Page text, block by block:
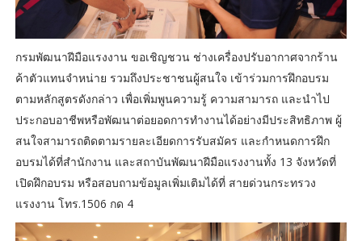
กรมพัฒนาฝีมือแรงงาน ขอเชิญชวน ช่างเครื่องปรับอากาศจากร้าน
ค้าตัวแทนจำหน่าย รวมถึงประชาชนผู้สนใจ เข้าร่วมการฝึกอบรม
ตามหลักสูตรดังกล่าว เพื่อเพิ่มพูนความรู้ ความสามารถ และนำไป
ประกอบอาชีพหรือพัฒนาต่อยอดการทำงานได้อย่างมีประสิทธิภาพ ผู้
สนใจสามารถติดตามรายละเอียดการรับสมัคร และกำหนดการฝึก
อบรมได้ที่สำนักงาน และสถาบันพัฒนาฝีมือแรงงานทั้ง 13 จังหวัดที่
เปิดฝึกอบรม หรือสอบถามข้อมูลเพิ่มเติมได้ที่ สายด่วนกระทรวง
แรงงาน โทร.1506 กด 4